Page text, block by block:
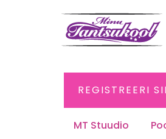
REGISTREERI
MT Stuudio